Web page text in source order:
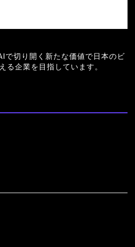
で切り開く新たな価値で日本のビ
る企業を目指しています。